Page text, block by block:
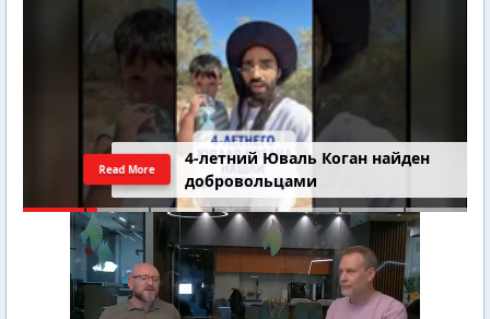
4-летний Юваль Коган найден
добровольцами
Read More